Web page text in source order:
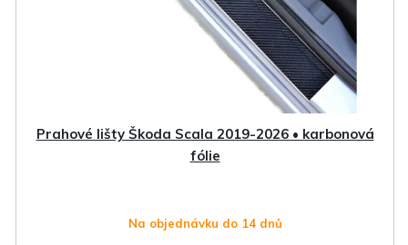
Prahové lišty Škoda Scala 2019-2026 • karbonová
fólie
Na objednávku do 14 dnů